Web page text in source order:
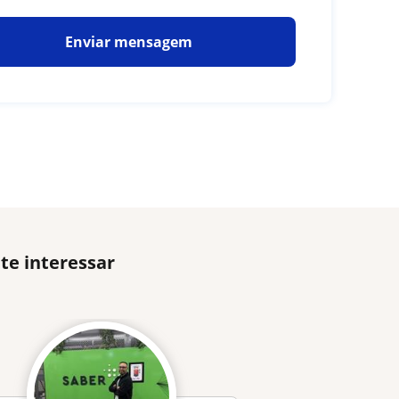
Enviar mensagem
interessar